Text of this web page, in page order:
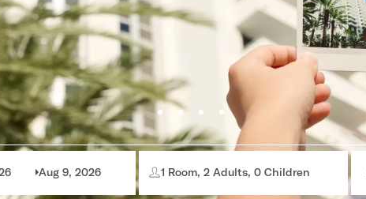
Aug 9, 2026 1 Room, 2 Adults, 0 Children